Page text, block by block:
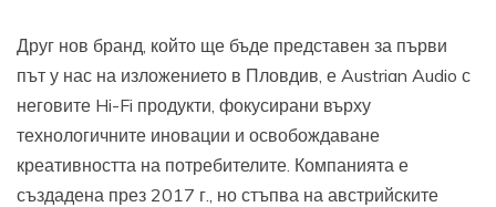
Друг нов бранд, който ще бъде представен за първи
път у нас на изложението в Пловдив, е Austrian Audio с
неговите Hi-Fi продукти, фокусирани върху
технологичните иновации и освобождаване
креативността на потребителите. Компанията е
създадена през 2017 г., но стъпва на австрийските